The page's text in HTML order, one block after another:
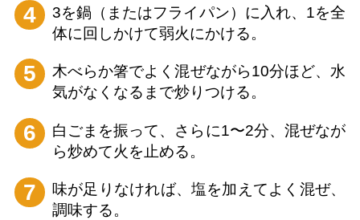
4
3を鍋（またはフライパン）に入れ、1を全
体に回しかけて弱火にかける。
5
木べらか箸でよく混ぜながら10分ほど、水
気がなくなるまで炒りつける。
6
白ごまを振って、さらに1〜2分、混ぜなが
ら炒めて火を止める。
7
味が足りなければ、塩を加えてよく混ぜ、
調味する。